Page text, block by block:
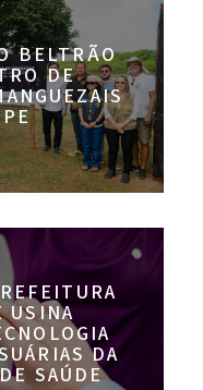
BELTRÃO
DE
USINA
DA
SAÚDE